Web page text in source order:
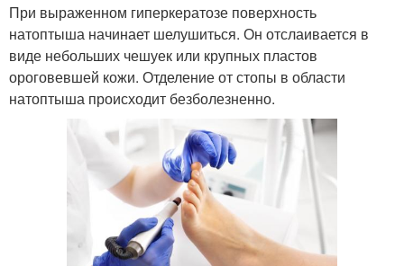
При выраженном гиперкератозе поверхность
натоптыша начинает шелушиться. Он отслаивается в
виде небольших чешуек или крупных пластов
ороговевшей кожи. Отделение от стопы в области
натоптыша происходит безболезненно.